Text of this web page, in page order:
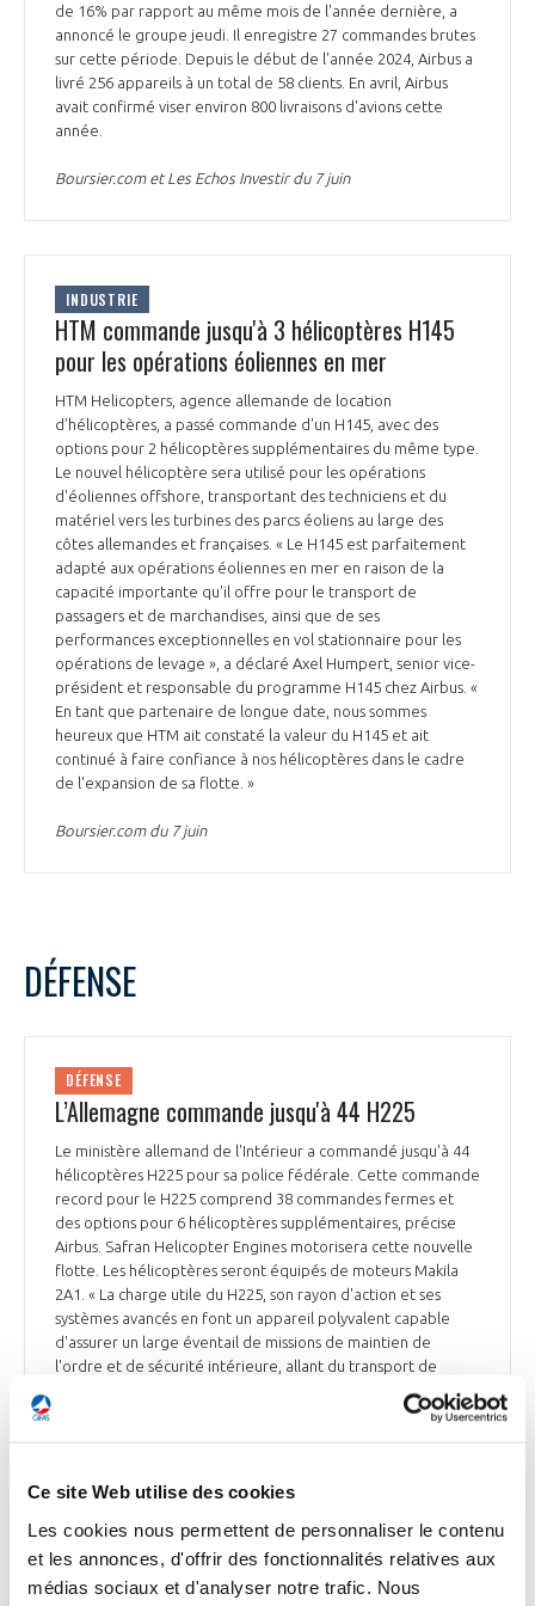
Ce site Web utilise des cookies
Les cookies nous permettent de personnaliser le contenu
et les annonces, d'offrir des fonctionnalités relatives aux
médias sociaux et d'analyser notre trafic. Nous
de 16% par rapport au même mois de l'année dernière, a
annoncé le groupe jeudi. Il enregistre 27 commandes brutes
sur cette période. Depuis le début de l'année 2024, Airbus a
livré 256 appareils à un total de 58 clients. En avril, Airbus
avait confirmé viser environ 800 livraisons d'avions cette
année.
Boursier.com et Les Echos Investir du 7 juin
INDUSTRIE
HTM commande jusqu'à 3 hélicoptères H145
pour les opérations éoliennes en mer
HTM Helicopters, agence allemande de location
d’hélicoptères, a passé commande d'un H145, avec des
options pour 2 hélicoptères supplémentaires du même type.
Le nouvel hélicoptère sera utilisé pour les opérations
d'éoliennes offshore, transportant des techniciens et du
matériel vers les turbines des parcs éoliens au large des
côtes allemandes et françaises. « Le H145 est parfaitement
adapté aux opérations éoliennes en mer en raison de la
capacité importante qu'il offre pour le transport de
passagers et de marchandises, ainsi que de ses
performances exceptionnelles en vol stationnaire pour les
opérations de levage », a déclaré Axel Humpert, senior vice-
président et responsable du programme H145 chez Airbus. «
En tant que partenaire de longue date, nous sommes
heureux que HTM ait constaté la valeur du H145 et ait
continué à faire confiance à nos hélicoptères dans le cadre
de l'expansion de sa flotte. »
Boursier.com du 7 juin
DÉFENSE
DÉFENSE
L’Allemagne commande jusqu'à 44 H225
Le ministère allemand de l'Intérieur a commandé jusqu'à 44
hélicoptères H225 pour sa police fédérale. Cette commande
record pour le H225 comprend 38 commandes fermes et
des options pour 6 hélicoptères supplémentaires, précise
Airbus. Safran Helicopter Engines motorisera cette nouvelle
flotte. Les hélicoptères seront équipés de moteurs Makila
2A1. « La charge utile du H225, son rayon d'action et ses
systèmes avancés en font un appareil polyvalent capable
d'assurer un large éventail de missions de maintien de
l'ordre et de sécurité intérieure, allant du transport de
forces spéciales à la lutte contre les incendies et aux secours
en cas de catastrophe », souligne Airbus. Les livraisons
disposer d'un hélicoptère moderne grâce aux améliorations
des dernières années. Il restera l'un des hélicoptères les plus
avancés disponibles sur le marché pour les décennies à venir
». Le H225 remplacera les hélicoptères H155 et AS332 en